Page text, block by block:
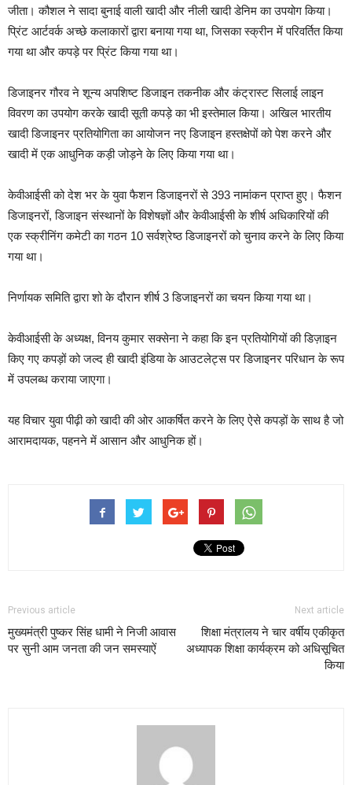
जीता। कौशल ने सादा बुनाई वाली खादी और नीली खादी डेनिम का उपयोग किया।
प्रिंट आर्टवर्क अच्छे कलाकारों द्वारा बनाया गया था, जिसका स्क्रीन में परिवर्तित किया
गया था और कपड़े पर प्रिंट किया गया था।
डिजाइनर गौरव ने शून्य अपशिष्ट डिजाइन तकनीक और कंट्रास्ट सिलाई लाइन
विवरण का उपयोग करके खादी सूती कपड़े का भी इस्तेमाल किया। अखिल भारतीय
खादी डिजाइनर प्रतियोगिता का आयोजन नए डिजाइन हस्तक्षेपों को पेश करने और
खादी में एक आधुनिक कड़ी जोड़ने के लिए किया गया था।
केवीआईसी को देश भर के युवा फैशन डिजाइनरों से 393 नामांकन प्राप्त हुए। फैशन
डिजाइनरों, डिजाइन संस्थानों के विशेषज्ञों और केवीआईसी के शीर्ष अधिकारियों की
एक स्क्रीनिंग कमेटी का गठन 10 सर्वश्रेष्ठ डिजाइनरों को चुनाव करने के लिए किया
गया था।
निर्णायक समिति द्वारा शो के दौरान शीर्ष 3 डिजाइनरों का चयन किया गया था।
केवीआईसी के अध्यक्ष, विनय कुमार सक्सेना ने कहा कि इन प्रतियोगियों की डिज़ाइन
किए गए कपड़ों को जल्द ही खादी इंडिया के आउटलेट्स पर डिजाइनर परिधान के रूप
में उपलब्ध कराया जाएगा।
यह विचार युवा पीढ़ी को खादी की ओर आकर्षित करने के लिए ऐसे कपड़ों के साथ है जो
आरामदायक, पहनने में आसान और आधुनिक हों।
Previous article
मुख्यमंत्री पुष्कर सिंह धामी ने निजी आवास
पर सुनी आम जनता की जन समस्याऐं
Next article
शिक्षा मंत्रालय ने चार वर्षीय एकीकृत
अध्यापक शिक्षा कार्यक्रम को अधिसूचित
किया